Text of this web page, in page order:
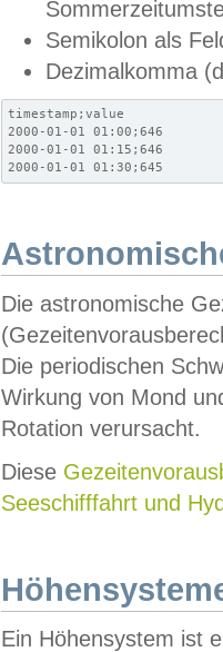
Semikolon als
Dezimalkomma
timestamp;value
2000-01-01 01:00;646
2000-01-01 01:15;646
2000-01-01 01:30;645
Die astronomische
Die periodischen
Wirkung von Mond
Rotation verursacht.
Diese
Seeschifffahrt und
Ein Höhensystem ist